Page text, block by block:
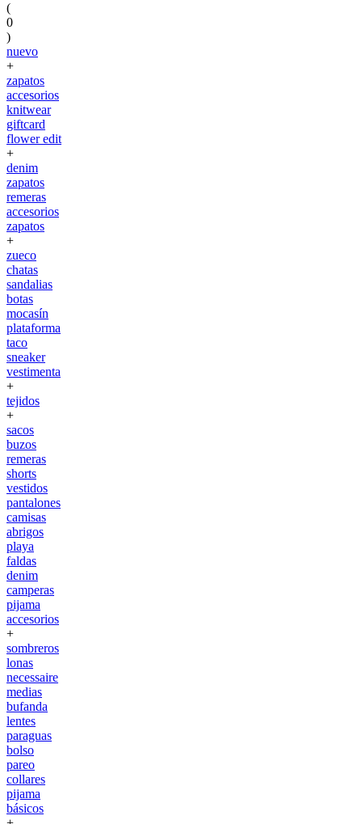
(
0
)
nuevo
+
zapatos
accesorios
knitwear
giftcard
flower edit
+
denim
zapatos
remeras
accesorios
zapatos
+
zueco
chatas
sandalias
botas
mocasín
plataforma
taco
sneaker
vestimenta
+
tejidos
+
sacos
buzos
remeras
shorts
vestidos
pantalones
camisas
abrigos
playa
faldas
denim
camperas
pijama
accesorios
+
sombreros
lonas
necessaire
medias
bufanda
lentes
paraguas
bolso
pareo
collares
pijama
básicos